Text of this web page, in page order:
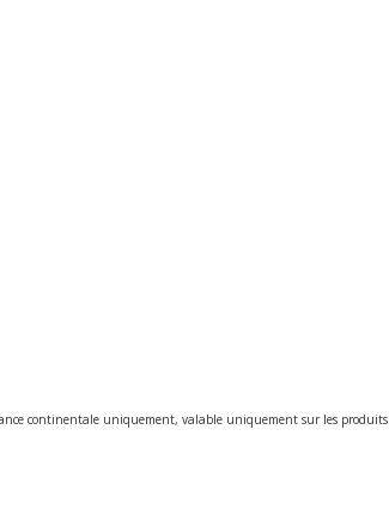
continentale uniquement, valable uniquement sur les produits